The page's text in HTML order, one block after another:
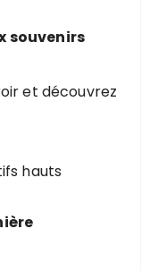
souvenirs
et découvrez
hauts